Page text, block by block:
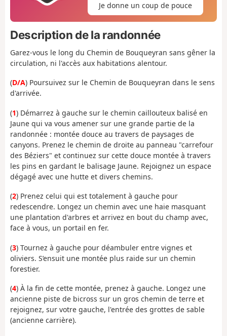
Je donne un coup de pouce
Description de la randonnée
Garez-vous le long du Chemin de Bouqueyran sans gêner la
circulation, ni l'accès aux habitations alentour.
(D/A) Poursuivez sur le Chemin de Bouqueyran dans le sens
d'arrivée.
(1) Démarrez à gauche sur le chemin caillouteux balisé en
Jaune qui va vous amener sur une grande partie de la
randonnée : montée douce au travers de paysages de
canyons. Prenez le chemin de droite au panneau "carrefour
des Béziers" et continuez sur cette douce montée à travers
les pins en gardant le balisage Jaune. Rejoignez un espace
dégagé avec une hutte et divers chemins.
(2) Prenez celui qui est totalement à gauche pour
redescendre. Longez un chemin avec une haie masquant
une plantation d'arbres et arrivez en bout du champ avec,
face à vous, un portail en fer.
(3) Tournez à gauche pour déambuler entre vignes et
oliviers. S’ensuit une montée plus raide sur un chemin
forestier.
(4) À la fin de cette montée, prenez à gauche. Longez une
ancienne piste de bicross sur un gros chemin de terre et
rejoignez, sur votre gauche, l'entrée des grottes de sable
(ancienne carrière).